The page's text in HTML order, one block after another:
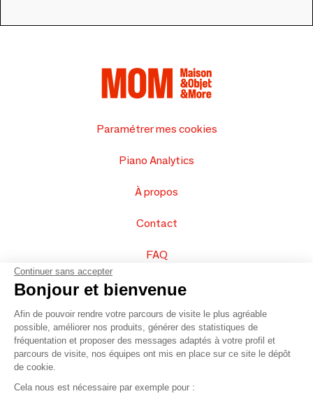
Paramétrer mes cookies
Piano Analytics
À propos
Contact
FAQ
Vendez vos produits
Plan du site
© 2016 –Organisation SAFI
Continuer sans accepter
Bonjour et bienvenue
Afin de pouvoir rendre votre parcours de visite le plus agréable
possible, améliorer nos produits, générer des statistiques de
fréquentation et proposer des messages adaptés à votre profil et
parcours de visite, nos équipes ont mis en place sur ce site le dépôt
de cookie.
Cela nous est nécessaire par exemple pour :